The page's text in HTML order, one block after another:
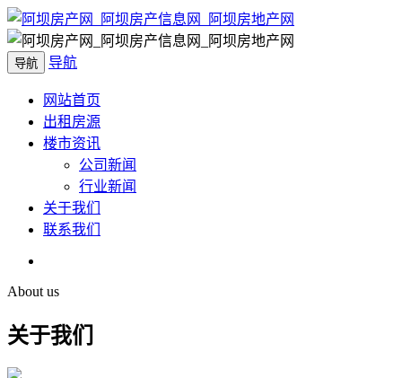
导航 导航
网站首页
出租房源
楼市资讯
公司新闻
行业新闻
关于我们
联系我们
About us
关于我们